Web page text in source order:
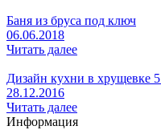
Баня из бруса под ключ
06.06.2018
Читать далее
Дизайн кухни в хрущевке
28.12.2016
Читать далее
Информация